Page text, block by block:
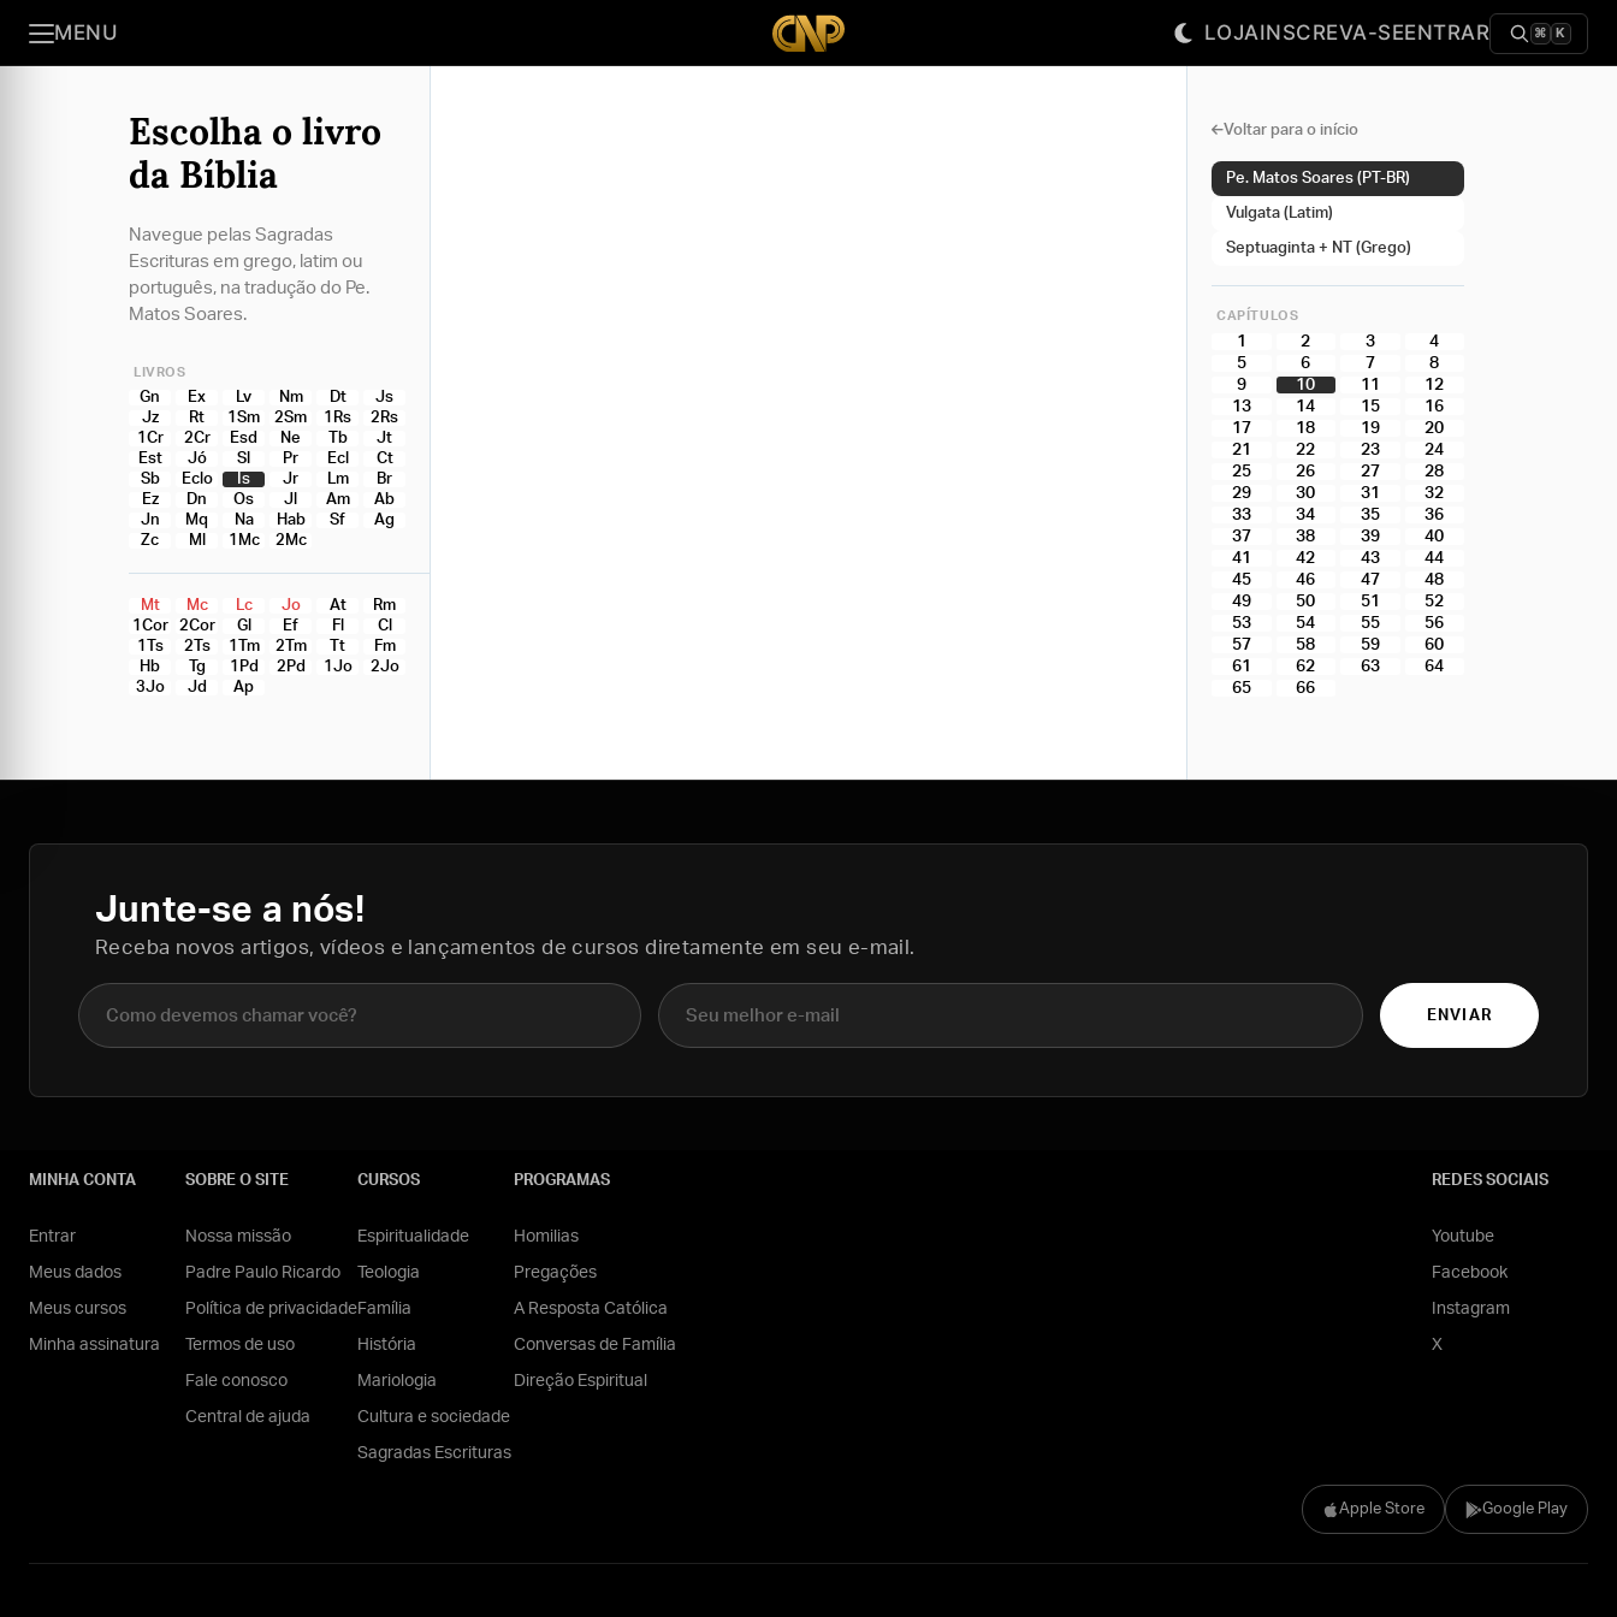
MENU LOJAINSCREVA-SEENTRAR ⌘ K
Escolha o livro
da Bíblia
Navegue pelas Sagradas
Escrituras em grego, latim ou
português, na tradução do Pe.
Matos Soares.
LIVROS
Gn Ex Lv Nm Dt
Js
Jz
Rt 1Sm 2Sm 1Rs
2Rs
1Cr
2Cr Esd Ne Tb
Jt
Est
Jó Sl Pr Ecl
Ct
Sb
Eclo Is Jr Lm
Br
Ez
Dn Os Jl Am
Ab
Jn
Mq Na Hab Sf
Ag
Zc
Ml 1Mc 2Mc
Mt Mc Lc Jo At
Rm
1Cor
2Cor Gl Ef Fl
Cl
1Ts
2Ts 1Tm 2Tm Tt
Fm
Hb
Tg 1Pd 2Pd 1Jo
2Jo
3Jo
Jd Ap
Voltar para o início
Pe. Matos Soares (PT-BR)
Vulgata (Latim)
Septuaginta + NT (Grego)
CAPÍTULOS
1 2 3
4
5
6 7
8
9
10 11
12
13
14 15
16
17
18 19
20
21
22 23
24
25
26 27
28
29
30 31
32
33
34 35
36
37
38 39
40
41
42 43
44
45
46 47
48
49
50 51
52
53
54 55
56
57
58 59
60
61
62 63
64
65
66
Junte-se a nós!
Receba novos artigos, vídeos e lançamentos de cursos diretamente em seu e-mail.
Nome completo E-mail
ENVIAR
Apple Store Google Play
MINHA CONTA
Entrar
Meus dados
Meus cursos
Minha assinatura
SOBRE O SITE
Nossa missão
Padre Paulo Ricardo
Política de privacidade
Termos de uso
Fale conosco
Central de ajuda
CURSOS
Espiritualidade
Teologia
Família
História
Mariologia
Cultura e sociedade
Sagradas Escrituras
PROGRAMAS
Homilias
Pregações
A Resposta Católica
Conversas de Família
Direção Espiritual
REDES SOCIAIS
Youtube
Facebook
Instagram
X